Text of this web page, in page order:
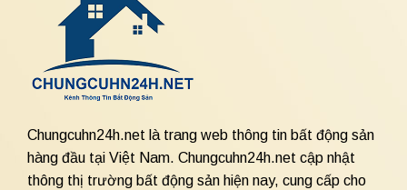
Chungcuhn24h.net là trang web thông tin bất động sản
hàng đầu tại Việt Nam. Chungcuhn24h.net cập nhật
thông thị trường bất động sản hiện nay, cung cấp cho